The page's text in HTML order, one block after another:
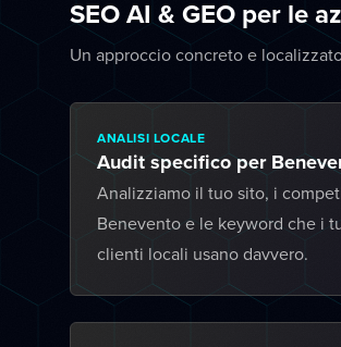
SEO AI & GEO per le
Un approccio concreto e
ANALISI LOCALE
Audit specifico per
Analizziamo il tuo sito, i
Benevento e le keyword che i
clienti locali usano davvero.